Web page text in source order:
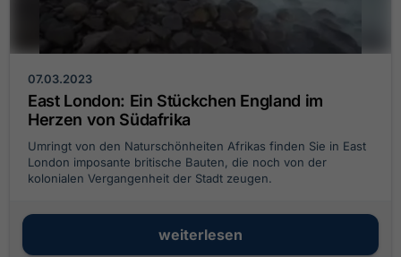
07.03.2023
East London: Ein Stückchen England im
Herzen von Südafrika
Umringt von den Naturschönheiten Afrikas finden Sie in East
London imposante britische Bauten, die noch von der
kolonialen Vergangenheit der Stadt zeugen.
weiterlesen